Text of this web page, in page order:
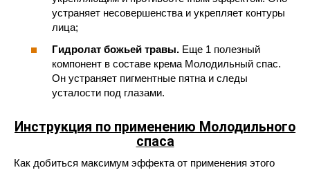
устраняет несовершенства и укрепляет контуры
лица;
Гидролат божьей травы. Еще 1 полезный
компонент в составе крема Молодильный спас.
Он устраняет пигментные пятна и следы
усталости под глазами.
Инструкция по применению Молодильного
спаса
Как добиться максимум эффекта от применения этого